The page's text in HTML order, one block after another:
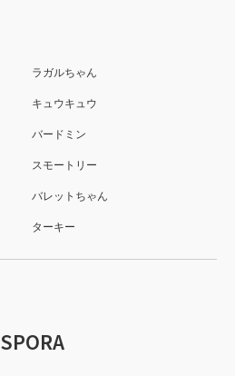
ラガルちゃん
キュウキュウ
バードミン
スモートリー
バレットちゃん
ターキー
SPORA